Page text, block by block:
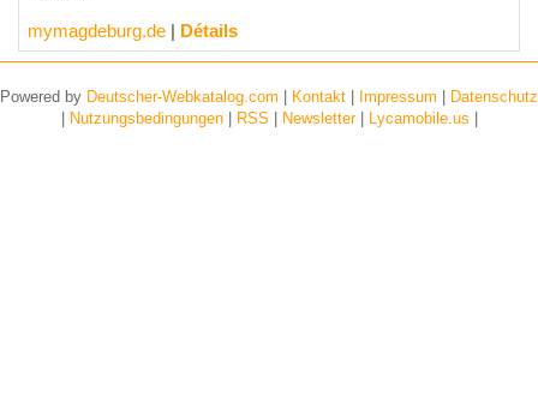
mymagdeburg.de Détails
Powered by Deutscher-Webkatalog.com Kontakt Impressum
Datenschutz
Nutzungsbedingungen| RSS Newsletter| Lycamobile.us